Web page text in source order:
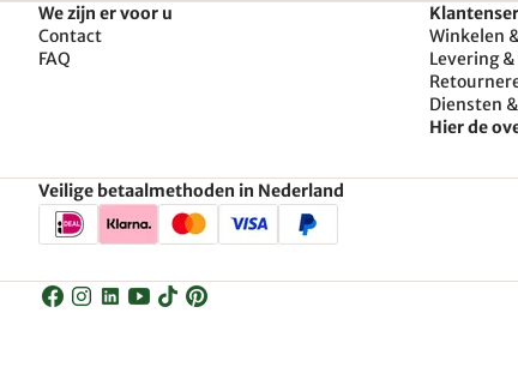
We zijn er voor u
Contact
FAQ
Winkelen
Levering
Diensten
Hier de
Veilige betaalmethoden in Nederland